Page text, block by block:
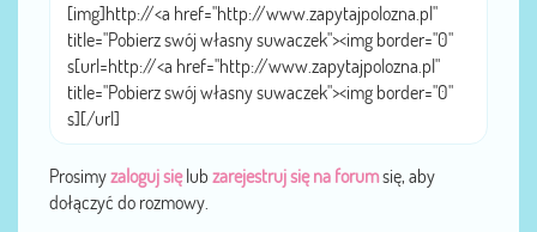
[img]http://<a href="http://www.zapytajpolozna.pl"
title="Pobierz swój własny suwaczek"><img border="0"
s[url=http://<a href="http://www.zapytajpolozna.pl"
title="Pobierz swój własny suwaczek"><img border="0"
s][/url]
Prosimyzaloguj sięlub zarejestruj się na forumsię, aby
dołączyć do rozmowy.